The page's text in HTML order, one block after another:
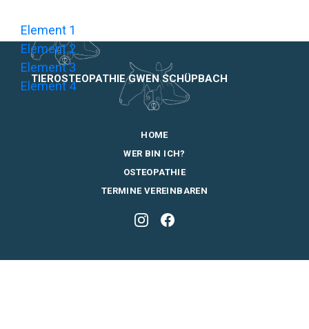
TIEROSTEOPATHIE GWEN SCHÜPBACH
Element 1
Element 2
Element 3
Element 4
HOME
WER BIN ICH?
OSTEOPATHIE
TERMINE VEREINBAREN